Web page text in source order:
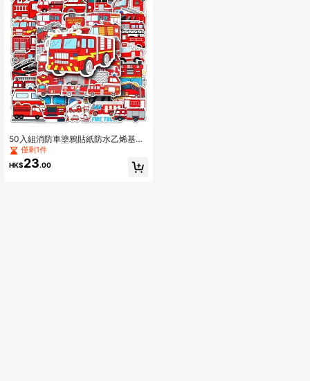
50入組消防車塗鴉貼紙防水乙烯基筆
記本電腦美學剪貼簿貼紙，適用於成
人萬聖節，感恩節和聖誕節禮物，水
瓶、筆記本電腦、行李箱等
僅剩1件
HK$23.00